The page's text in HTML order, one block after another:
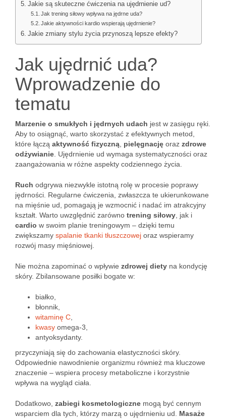
Jakie są skuteczne ćwiczenia na ujędrnienie ud?
Jak trening siłowy wpływa na jędrne uda?
Jakie aktywności kardio wspierają ujędrnienie?
Jakie zmiany stylu życia przynoszą lepsze efekty?
Jak ujędrnić uda?
Wprowadzenie do
tematu
Marzenie o smukłych i jędrnych udach jest w zasięgu ręki.
Aby to osiągnąć, warto skorzystać z efektywnych metod,
które łączą aktywność fizyczną pielęgnację oraz zdrowe
odżywianie . Ujędrnienie ud wymaga systematyczności oraz
zaangażowania w różne aspekty codziennego życia.
Ruch odgrywa niezwykle istotną rolę w procesie poprawy
jędrności. Regularne ćwiczenia, zwłaszcza te ukierunkowane
na mięśnie ud, pomagają je wzmocnić i nadać im atrakcyjny
kształt. Warto uwzględnić zarówno trening siłowy , jak i
cardio w swoim planie treningowym – dzięki temu
zwiększamy spalanie tkanki tłuszczowej oraz wspieramy
rozwój masy mięśniowej.
Nie można zapominać o wpływie zdrowej diety na kondycję
skóry. Zbilansowane posiłki bogate w:
białko,
błonnik,
witaminę C
kwasy omega-3,
antyoksydanty.
przyczyniają się do zachowania elastyczności skóry.
Odpowiednie nawodnienie organizmu również ma kluczowe
znaczenie – wspiera procesy metaboliczne i korzystnie
wpływa na wygląd ciała.
Dodatkowo, zabiegi kosmetologiczne mogą być cennym
wsparciem dla tych, którzy marzą o ujędrnieniu ud. Masaże